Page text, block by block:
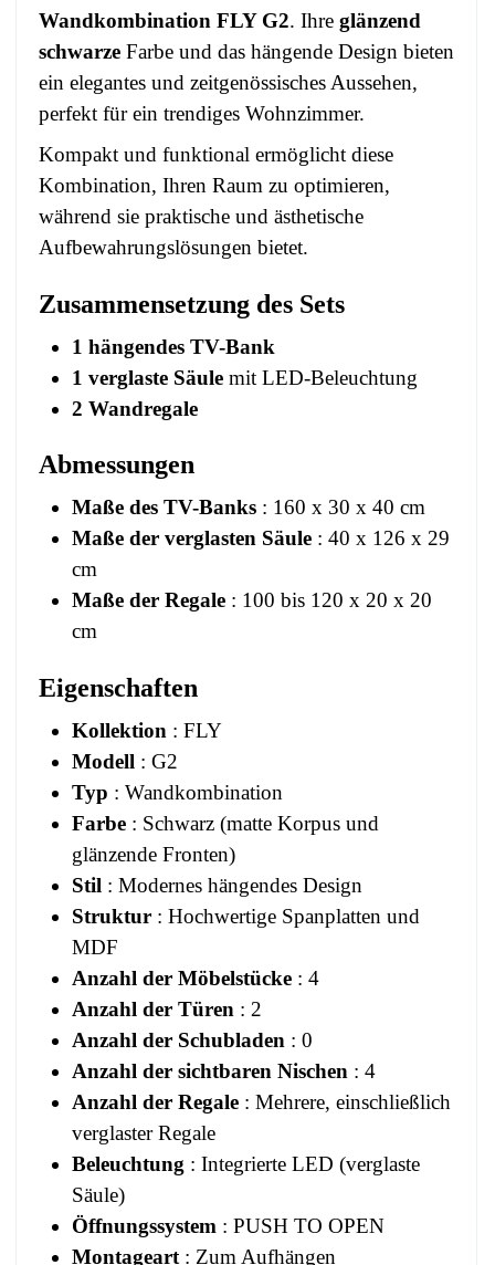
Wandkombination FLY G2. Ihre glänzend
schwarze Farbe und das hängende Design bieten
ein elegantes und zeitgenössisches Aussehen,
perfekt für ein trendiges Wohnzimmer.
Kompakt und funktional ermöglicht diese
Kombination, Ihren Raum zu optimieren,
während sie praktische und ästhetische
Aufbewahrungslösungen bietet.
Zusammensetzung des Sets
1 hängendes TV-Bank
1 verglaste Säule mit LED-Beleuchtung
2 Wandregale
Abmessungen
Maße des TV-Banks : 160 x 30 x 40 cm
Maße der verglasten Säule : 40 x 126 x 29
cm
Maße der Regale : 100 bis 120 x 20 x 20
cm
Eigenschaften
Kollektion : FLY
Modell : G2
Typ : Wandkombination
Farbe : Schwarz (matte Korpus und
glänzende Fronten)
Stil : Modernes hängendes Design
Struktur : Hochwertige Spanplatten und
MDF
Anzahl der Möbelstücke : 4
Anzahl der Türen : 2
Anzahl der Schubladen : 0
Anzahl der sichtbaren Nischen : 4
Anzahl der Regale : Mehrere, einschließlich
verglaster Regale
Beleuchtung : Integrierte LED (verglaste
Säule)
Öffnungssystem : PUSH TO OPEN
Montageart : Zum Aufhängen